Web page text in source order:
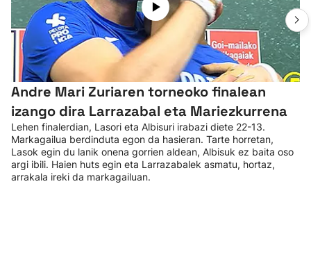
Andre Mari Zuriaren torneoko finalean
izango dira Larrazabal eta Mariezkurrena
Lehen finalerdian, Lasori eta Albisuri irabazi diete 22-13.
Markagailua berdinduta egon da hasieran. Tarte horretan,
Lasok egin du lanik onena gorrien aldean, Albisuk ez baita oso
argi ibili. Haien huts egin eta Larrazabalek asmatu, hortaz,
arrakala ireki da markagailuan.